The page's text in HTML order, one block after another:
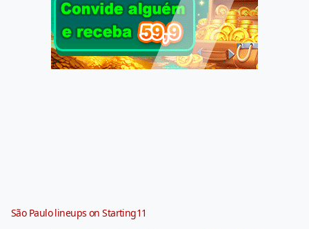
São Paulo lineups on Starting11